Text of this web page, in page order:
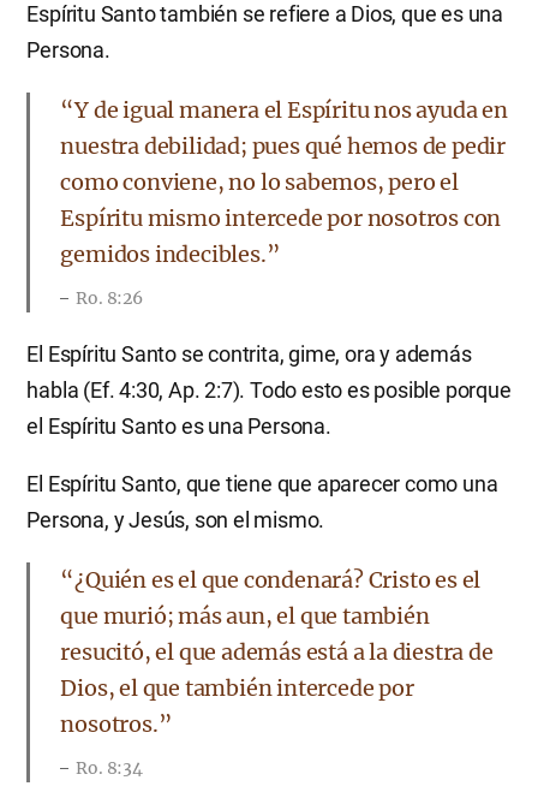
Espíritu Santo también se refiere a Dios, que es una
Persona.
​“Y de igual manera el Espíritu nos ayuda en
nuestra debilidad; pues qué hemos de pedir
como conviene, no lo sabemos, pero el
Espíritu mismo intercede por nosotros con
gemidos indecibles.”
Ro. 8:26
El Espíritu Santo se contrita, gime, ora y además
habla (Ef. 4:30, Ap. 2:7). Todo esto es posible porque
el Espíritu Santo es una Persona.
El Espíritu Santo, que tiene que aparecer como una
Persona, y Jesús, son el mismo.
​“¿Quién es el que condenará? Cristo es el
que murió; más aun, el que también
resucitó, el que además está a la diestra de
Dios, el que también intercede por
nosotros.”
Ro. 8:34